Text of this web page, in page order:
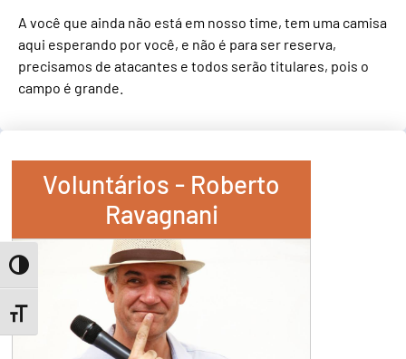
Toggle High Contrast
Toggle Font size
A você que ainda não está em nosso time, tem uma camisa
aqui esperando por você, e não é para ser reserva,
precisamos de atacantes e todos serão titulares, pois o
campo é grande.
Voluntários - Roberto
Ravagnani